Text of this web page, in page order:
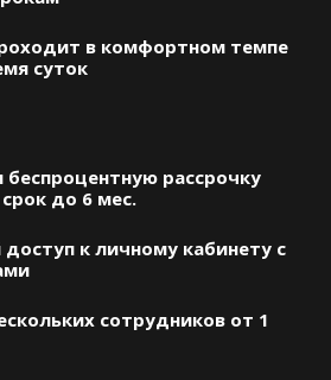
в комфортном темпе
суток
рассрочку
до 6 мес.
доступ к личному кабинету с
сотрудников от 1